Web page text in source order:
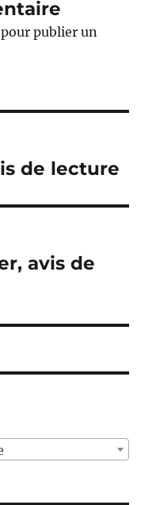
pour publier un
de lecture
avis de